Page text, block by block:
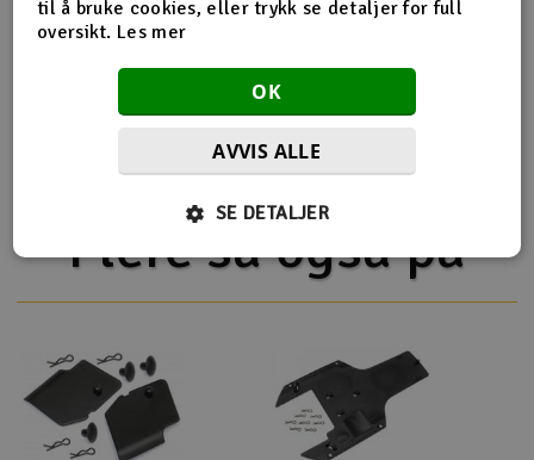
Sparkesykler & elkjøretøy
Verktøy, utstyr & tilbehør
Produktet er
forbundet med
HPI Baja 5B Flux SBK 2WD Kit
HPI Baja 5B Gas SBK 2WD KIT
Flere så også på
til å bruke cookies, eller trykk se detaljer for full
oversikt. Les mer
OK
AVVIS ALLE
SE DETALJER